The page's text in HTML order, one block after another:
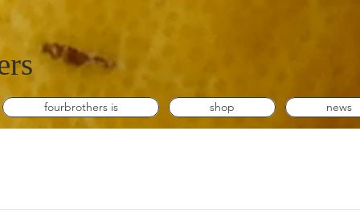
fourbrothers is shop news